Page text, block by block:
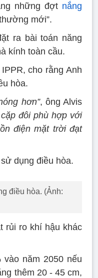
những đợt nắng
mới”.
ra bài toán năng
kính toàn cầu.
cho rằng Anh
hòa.
hơn”, ông Alvis
đôi phù hợp với
điện mặt trời đạt
điều hòa. (Ảnh:
rủi ro khí hậu khác
năm 2050 nếu
thêm 20 - 45 cm,